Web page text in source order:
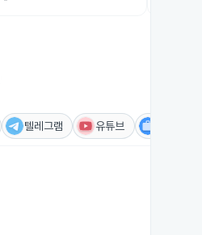
텔레그램 유튜브